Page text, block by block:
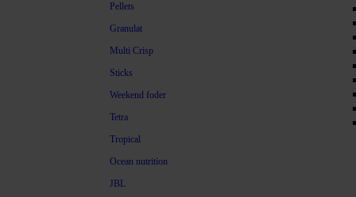
Pellets
Granulat
Multi Crisp
Sticks
Weekend foder
Tetra
Tropical
Ocean nutrition
JBL